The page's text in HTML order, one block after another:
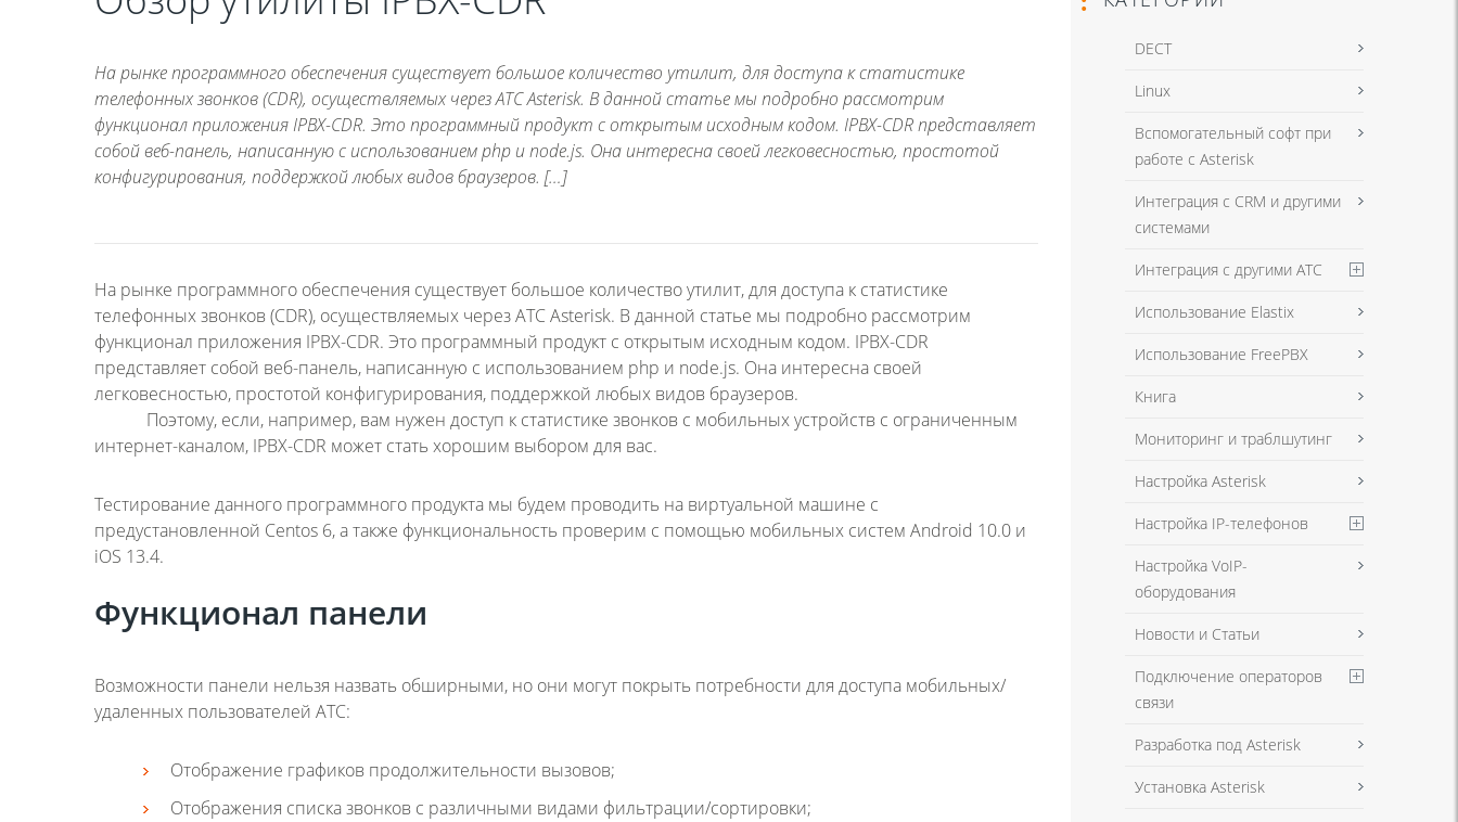
На рынке программного обеспечения существует большое количество утилит, для доступа к статистике
телефонных звонков (CDR), осуществляемых через АТС Asterisk. В данной статье мы подробно рассмотрим
функционал приложения IPBX-CDR. Это программный продукт с открытым исходным кодом. IPBX-CDR представляет
собой веб-панель, написанную с использованием php и node.js. Она интересна своей легковесностью, простотой
конфигурирования, поддержкой любых видов браузеров. […]
На рынке программного обеспечения существует большое количество утилит, для доступа к статистике
телефонных звонков (CDR), осуществляемых через АТС Asterisk. В данной статье мы подробно рассмотрим
функционал приложения IPBX-CDR. Это программный продукт с открытым исходным кодом. IPBX-CDR
представляет собой веб-панель, написанную с использованием php и node.js. Она интересна своей
легковесностью, простотой конфигурирования, поддержкой любых видов браузеров.
Поэтому, если, например, вам нужен доступ к статистике звонков с мобильных устройств с ограниченным
интернет-каналом, IPBX-CDR может стать хорошим выбором для вас.
Тестирование данного программного продукта мы будем проводить на виртуальной машине с
предустановленной Centos 6, а также функциональность проверим с помощью мобильных систем Android 10.0 и
iOS 13.4.
Функционал панели
Возможности панели нельзя назвать обширными, но они могут покрыть потребности для доступа мобильных/
удаленных пользователей АТС:
Отображение графиков продолжительности вызовов;
Отображения списка звонков с различными видами фильтрации/сортировки;
DECT
Linux
Вспомогательный софт при
работе с Asterisk
Интеграция с CRM и другими
системами
Интеграция с другими АТС
Использование Elastix
Использование FreePBX
Книга
Мониторинг и траблшутинг
Настройка Asterisk
Настройка IP-телефонов
Настройка VoIP-
оборудования
Новости и Статьи
Подключение операторов
связи
Разработка под Asterisk
Установка Asterisk